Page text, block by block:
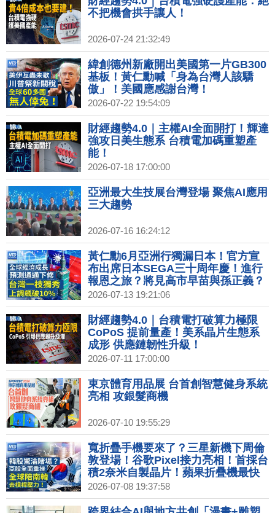
不把機會拱手讓人！
2026-07-24 21:32:49
緯創德州新廠開出美國第一片GB300
基板！黃仁勳喊「身為台灣人該驕
傲」！美國應感謝台灣！
2026-07-22 19:54:09
財經趨勢4.0｜主權AI全面開打！輝達
強攻日美生態系 台積電加碼重塑產
能！
2026-07-18 17:00:00
亞洲最大生技展台灣登場 聚焦AI應用
三大趨勢
2026-07-16 16:24:12
黃仁勳6月亞洲行獨漏日本！官方宣
布出席日本SEGA三十周年慶！進行
報恩之旅？將見高市早苗與孫正義？
2026-07-13 19:21:06
財經趨勢4.0｜台積電打破算力極限
CoPoS 提前量產！美系晶片生態系
成形 供應鏈韌性升級！
2026-07-11 17:00:00
東京體育用品展 台首創智慧健身系統
亮相 攻銀髮商機
2026-07-10 19:55:29
寬折疊手機要來了？三星新機下周倫
敦登場！谷歌Pixel接力亮相！首採台
積2奈米自製晶片！蘋果折疊機最快
年底才看到！｜#財經新聞
│20260708(三)
2026-07-08 19:37:58